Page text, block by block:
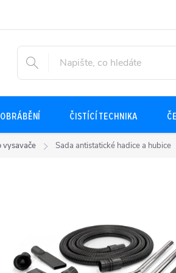
ČISTÍCÍ TECHNIKA
vysavače Sada antistatické hadice a hubice